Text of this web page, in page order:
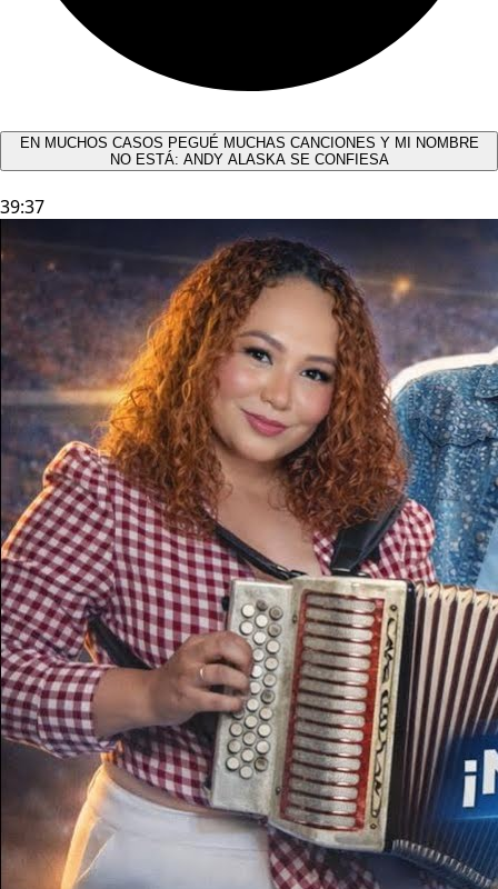
EN MUCHOS CASOS PEGUÉ MUCHAS CANCIONES Y MI NOMBRE
NO ESTÁ: ANDY ALASKA SE CONFIESA​
39:37